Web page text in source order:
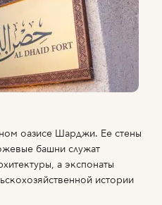
оазисе Шарджи. Ее стены
башни служат
а экспонаты
истории